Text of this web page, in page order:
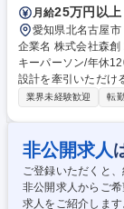
月給25万円以上
愛知県北名古屋市
企業名 株式会社森創 求人名 【機械設計】新規事業立上げ・新製品開発の
キーパーソン/年休120日・離職率低◎
設計を牽引いただけ
広い新製品の開発を推進いただきま
と、多彩な製品開
立上げフェーズを共に推進。 ※遊技機業界トップ
り、全メーカーと
募集職種 【機械設
20日・離職率低◎
業界未経験歓迎 転
非公開求人
ご登録いただくと
非公開求人からご
求人をご紹介します